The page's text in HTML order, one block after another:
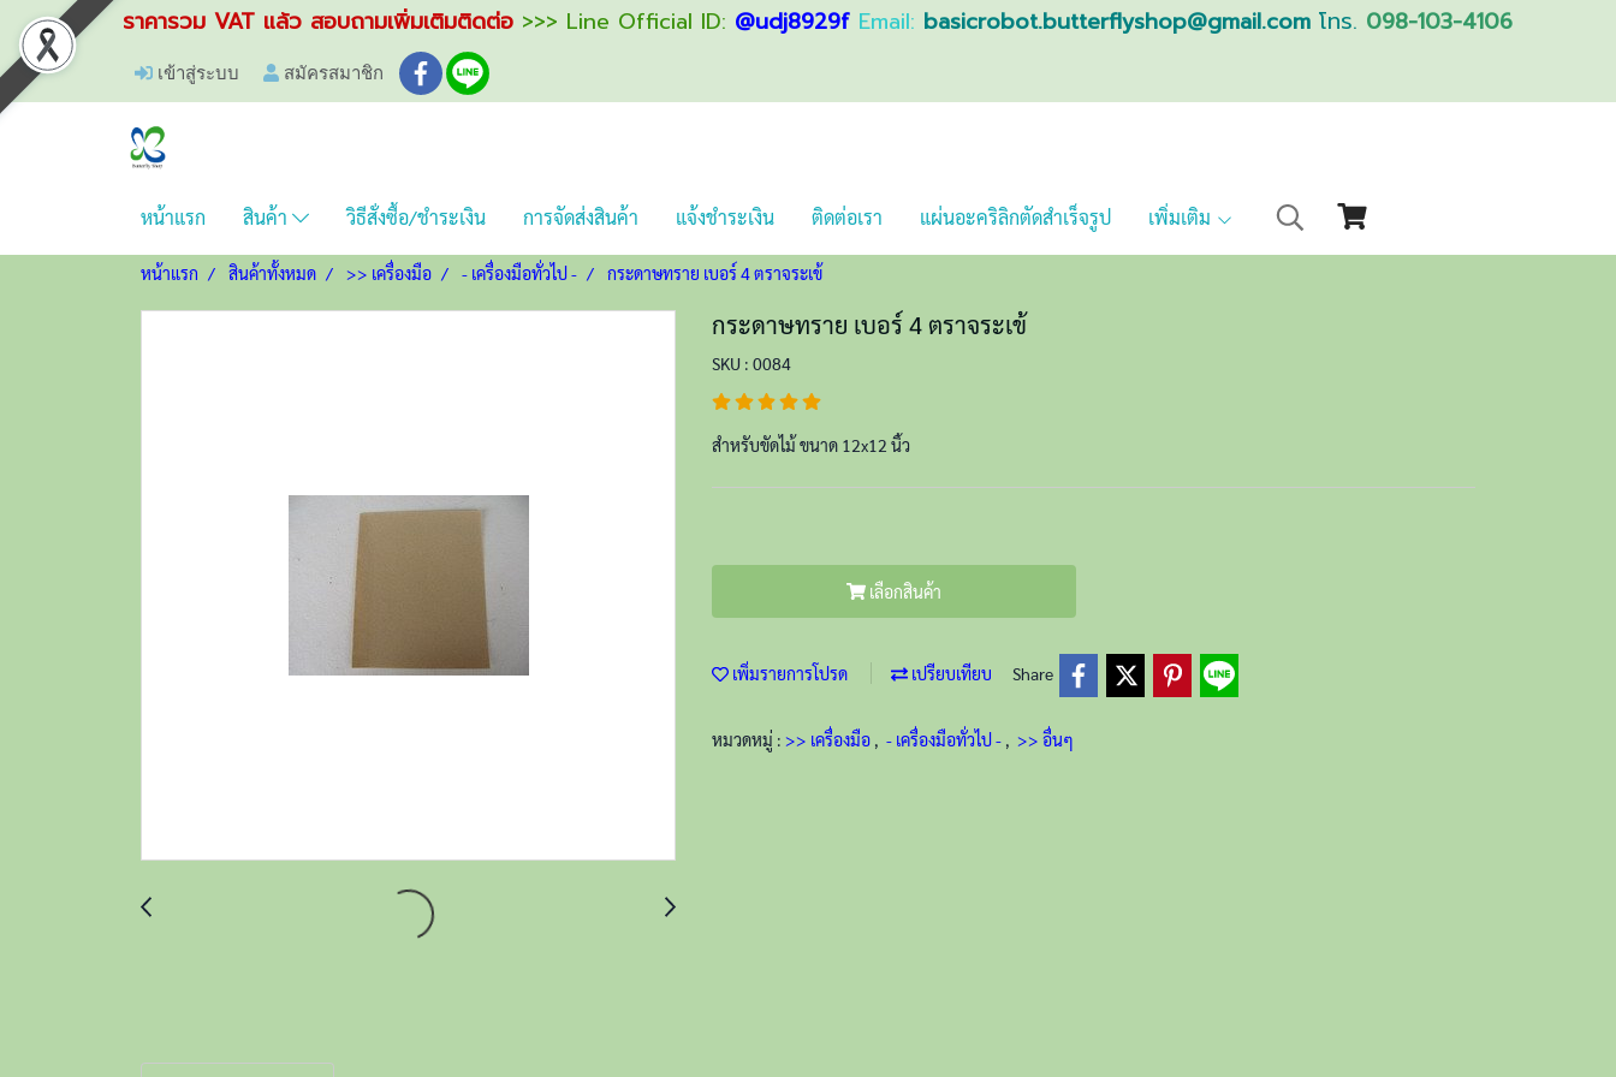
ราคารวม VAT แล้ว สอบถามเพิ่มเติมติดต่อ >>> Line Official ID: @udj8929f Email: basicrobot.butterflyshop@gmail.com โทร. 098-103-4106
เข้าสู่ระบบ สมัครสมาชิก
หน้าแรก สินค้า วิธีสั่งซื้อ/ชำระเงิน การจัดส่งสินค้า แจ้งชำระเงิน ติดต่อเรา แผ่นอะคริลิกตัดสำเร็จรูป เพิ่มเติม
หน้าแรก สินค้าทั้งหมด >> เครื่องมือ - เครื่องมือทั่วไป - กระดาษทราย เบอร์ 4 ตราจระเข้
กระดาษทราย เบอร์ 4 ตราจระเข้
SKU : 0084
สำหรับขัดไม้ ขนาด 12x12 นิ้ว
เลือกสินค้า
เพิ่มรายการโปรด เปรียบเทียบ Share
หมวดหมู่ : >> เครื่องมือ - เครื่องมือทั่วไป - >> อื่นๆ